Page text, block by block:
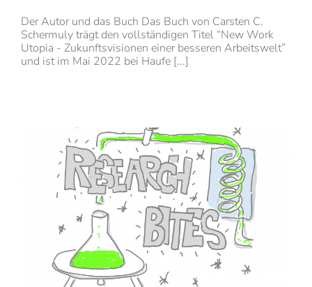
Der Autor und das Buch Das Buch von Carsten C.
Schermuly trägt den vollständigen Titel “New Work
Utopia - Zukunftsvisionen einer besseren Arbeitswelt”
und ist im Mai 2022 bei Haufe [...]